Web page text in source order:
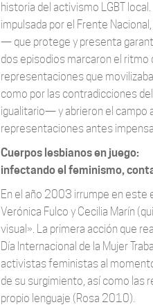
historia del activismo LGBT
impulsada por el Frente
— que protege y presenta
dos episodios marcaron el
representaciones que
como por las contradicciones
igualitario— y abrieron el campo
representaciones antes
Cuerpos lesbianos en juego:
infectando el feminismo,
En el año 2003 irrumpe en este
Verónica Fulco y Cecilia Marín
visual». La primera acción que
Día Internacional de la Mujer
activistas feministas al
de su surgimiento, así como las
propio lenguaje (Rosa 2010).